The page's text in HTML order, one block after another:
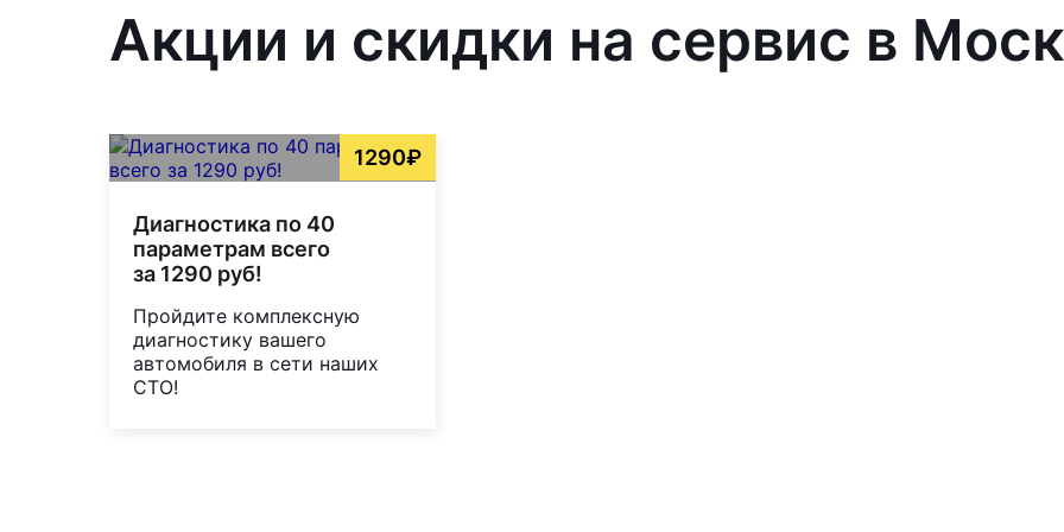
Акции и скидки на сервис в
1290₽
Диагностика по 40
параметрам всего
за 1290 руб!
Пройдите комплексную
диагностику вашего
автомобиля в сети наших
СТО!